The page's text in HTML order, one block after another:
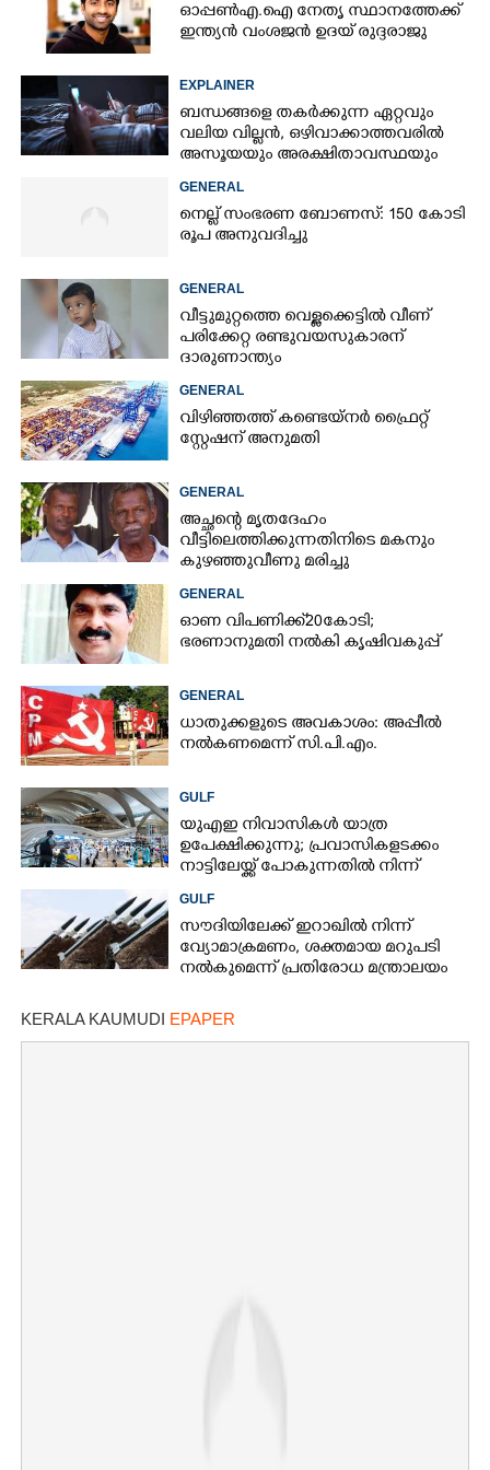
ഓപ്പൺഎ.ഐ നേതൃ സ്ഥാനത്തേക്ക്
ഇന്ത്യൻ വംശജൻ ഉദയ് രുദ്ദരാജു
EXPLAINER
ബന്ധങ്ങളെ തകർക്കുന്ന ഏറ്റവും
വലിയ വില്ലൻ, ഒഴിവാക്കാത്തവരിൽ
അസൂയയും അരക്ഷിതാവസ്ഥയും
GENERAL
നെല്ല് സംഭരണ ബോണസ്: 150 കോടി
രൂപ അനുവദിച്ചു
GENERAL
വീട്ടുമുറ്റത്തെ വെള്ളക്കെട്ടിൽ വീണ്
പരിക്കേറ്റ രണ്ടുവയസുകാരന്
ദാരുണാന്ത്യം
GENERAL
വിഴിഞ്ഞത്ത് കണ്ടെയ്നർ ഫ്രൈറ്റ്
സ്റ്റേഷന് അനുമതി
GENERAL
അച്ഛന്റെ മൃതദേഹം
വീട്ടിലെത്തിക്കുന്നതിനിടെ മകനും
കുഴഞ്ഞുവീണു മരിച്ചു
GENERAL
ഓണ വിപണിക്ക് 20കോടി;
ഭരണാനുമതി നൽകി കൃഷിവകുപ്പ്
GENERAL
ധാതുക്കളുടെ അവകാശം: അപ്പീൽ
നൽകണമെന്ന് സി.പി.എം.
GULF
യുഎഇ നിവാസികൾ യാത്ര
ഉപേക്ഷിക്കുന്നു; പ്രവാസികളടക്കം
നാട്ടിലേയ്ക്ക് പോകുന്നതിൽ നിന്ന്
GULF
സൗദിയിലേക്ക് ഇറാഖിൽ നിന്ന്
വ്യോമാക്രമണം,​ ശക്തമായ മറുപടി
നൽകുമെന്ന് പ്രതിരോധ മന്ത്രാലയം
KERALA KAUMUDI EPAPER